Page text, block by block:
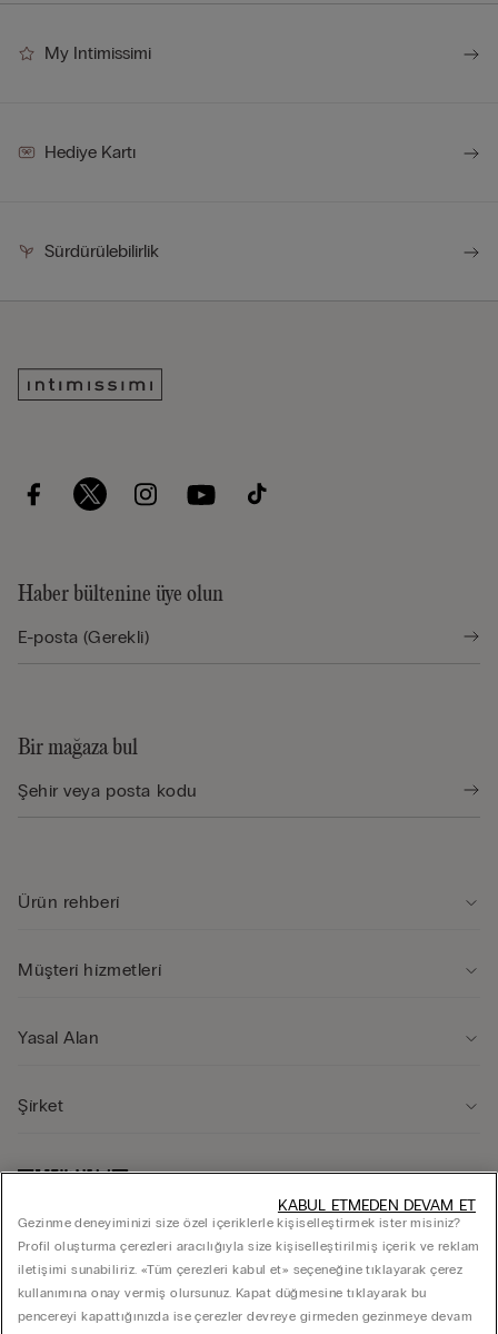
My Intimissimi
Hediye Kartı
Sürdürülebilirlik
Haber bültenine üye olun
Bir mağaza bul
Ürün rehberi̇
Müşteri̇ hi̇zmetleri̇
Yasal Alan
Şi̇rket
Gezinme deneyiminizi size özel içeriklerle kişiselleştirmek ister misiniz?
Profil oluşturma çerezleri aracılığıyla size kişiselleştirilmiş içerik ve reklam
iletişimi sunabiliriz. «Tüm çerezleri kabul et» seçeneğine tıklayarak çerez
kullanımına onay vermiş olursunuz. Kapat düğmesine tıklayarak bu
pencereyi kapattığınızda ise çerezler devreye girmeden gezinmeye devam
KABUL ETMEDEN DEVAM ET